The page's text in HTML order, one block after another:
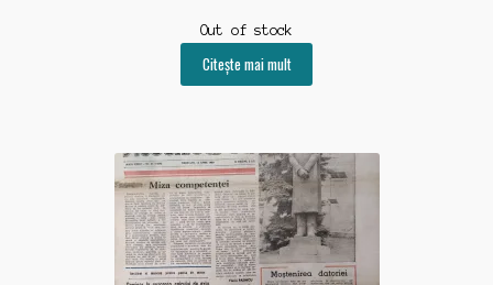
Out of stock
Citește mai mult